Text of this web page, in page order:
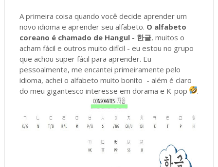
A primeira coisa quando você decide aprender um
novo idioma e aprender seu alfabeto. O alfabeto
coreano é chamado de Hangul - 한글, muitos o
acham fácil e outros muito difícil - eu estou no grupo
que achou super fácil para aprender. Eu
pessoalmente, me encantei primeiramente pelo
idioma, achei o alfabeto muito bonito - além é claro
do meu gigantesco interesse em dorama e K-pop
.